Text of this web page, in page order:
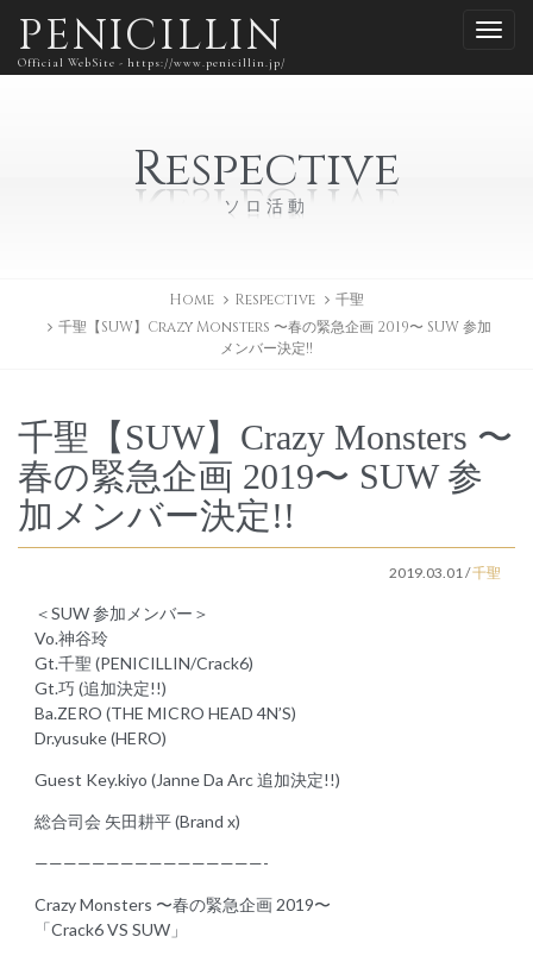
PENICILLIN
Official WebSite - https://www.penicillin.jp/
Respective
ソロ活動
Home Respective
千聖
千聖【SUW】Crazy Monsters 〜春の緊急企画 2019〜 SUW 参加
メンバー決定!!
千聖【SUW】Crazy Monsters 〜
春の緊急企画 2019〜 SUW 参
加メンバー決定!!
2019.03.01/千聖
＜SUW 参加メンバー＞
Vo.神谷玲
Gt.千聖 (PENICILLIN/Crack6)
Gt.巧 (追加決定!!)
Ba.ZERO (THE MICRO HEAD 4N’S)
Dr.yusuke (HERO)
Guest Key.kiyo (Janne Da Arc 追加決定!!)
総合司会 矢田耕平 (Brand x)
————————————————-
Crazy Monsters 〜春の緊急企画 2019〜
「Crack6 VS SUW」